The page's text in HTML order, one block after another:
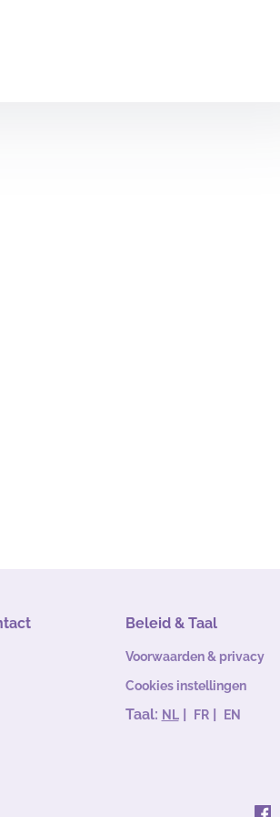
Beleid & Taal
Voorwaarden & privacy
Cookies instellingen
Taal: NL | FR | EN